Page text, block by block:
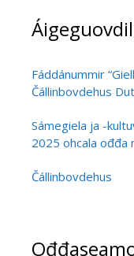
Fáddánummir
Čállinbovdehus
giellaoahpahusa
Sámegiela ja -
2025 ohcala ođđa
Čállinbovdehus